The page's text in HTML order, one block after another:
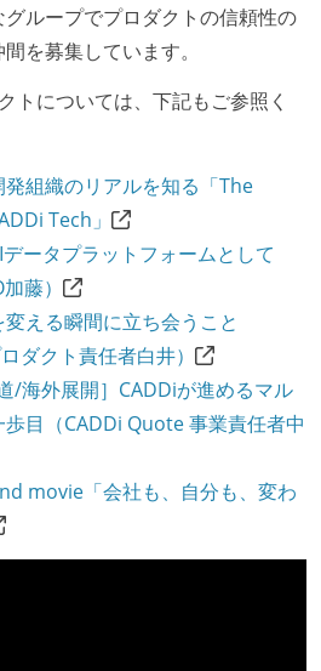
ループでプロダクトの信頼性の
を募集しています。
トについては、下記もご参照く
発組織のリアルを知る「The
Tech」
ータプラットフォームとして
藤）
える瞬間に立ち会うこと
ダクト責任者白井）
/海外展開］CADDiが進めるマル
目（CADDi Quote 事業責任者中
movie「会社も、自分も、変わ